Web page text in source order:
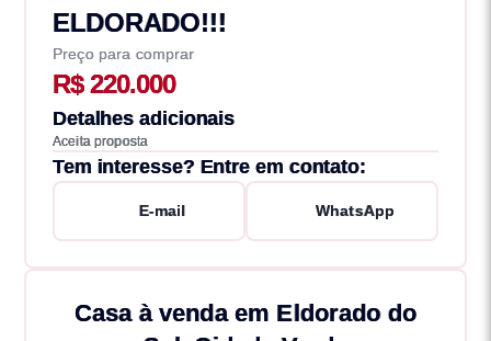
ELDORADO!!!
Preço para comprar
R$ 220.000
Detalhes adicionais
Aceita proposta
Tem interesse? Entre em contato:
E-mail WhatsApp
Casa à venda em Eldorado do